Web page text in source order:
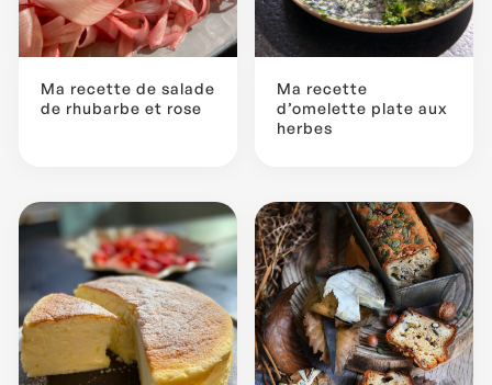
Ma recette de salade
de rhubarbe et rose
Ma recette
d’omelette plate aux
herbes